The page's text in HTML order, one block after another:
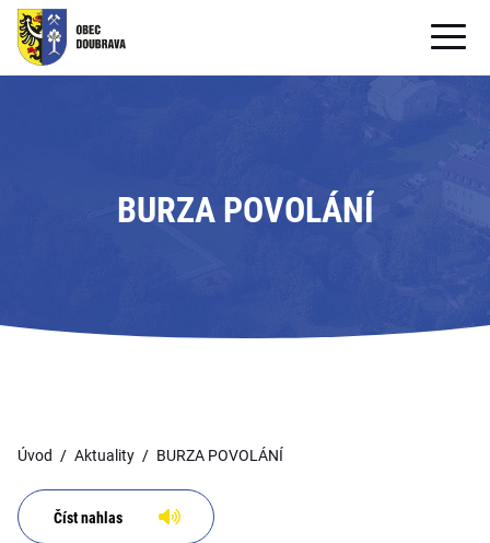
OBECNÍ ÚŘAD
PRO OBČANY
PRO TURISTY
BURZA POVOLÁNÍ
Úvod Aktuality BURZA POVOLÁNÍ
Číst nahlas